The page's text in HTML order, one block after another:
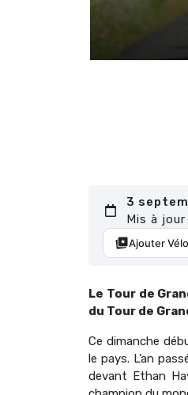
3
Mis à
Ajouter
Le Tour de
du Tour de
Ce dimanche
le pays. L’an
devant Ethan